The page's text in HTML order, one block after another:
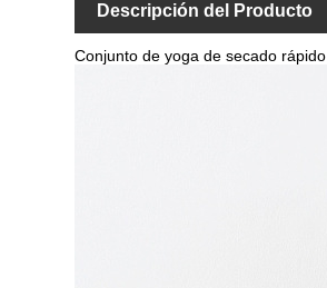
Descripción del Producto
Conjunto de yoga de secado